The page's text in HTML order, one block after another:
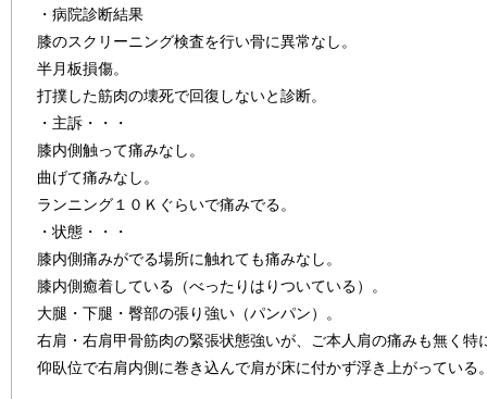
・病院診断結果
膝のスクリーニング検査を行い骨に異常なし。
半月板損傷。
打撲した筋肉の壊死で回復しないと診断。
・主訴・・・
膝内側触って痛みなし。
曲げて痛みなし。
ランニング１０Ｋぐらいで痛みでる。
・状態・・・
膝内側痛みがでる場所に触れても痛みなし。
膝内側癒着している（べったりはりついている）。
大腿・下腿・臀部の張り強い（パンパン）。
右肩・右肩甲骨筋肉の緊張状態強いが、ご本人肩の痛みも無く特
仰臥位で右肩内側に巻き込んで肩が床に付かず浮き上がっている